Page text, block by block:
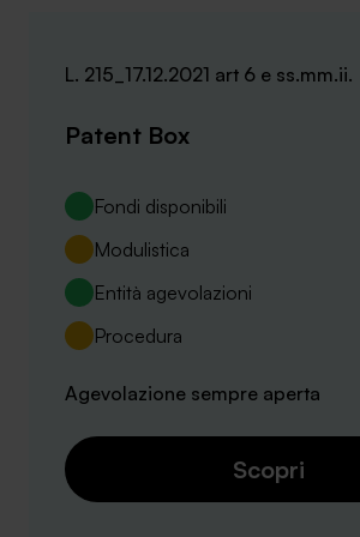
L. 215_17.12.2021 art 6 e ss.mm.ii.
Patent Box
Fondi disponibili
Modulistica
Entità agevolazioni
Procedura
Agevolazione sempre aperta
Scopri